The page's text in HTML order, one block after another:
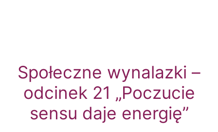
Społeczne wynalazki –
odcinek 21 „Poczucie
sensu daje energię”